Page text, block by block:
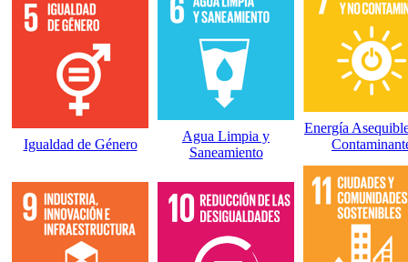
Igualdad de Género
Agua Limpia y
Saneamiento
Energía